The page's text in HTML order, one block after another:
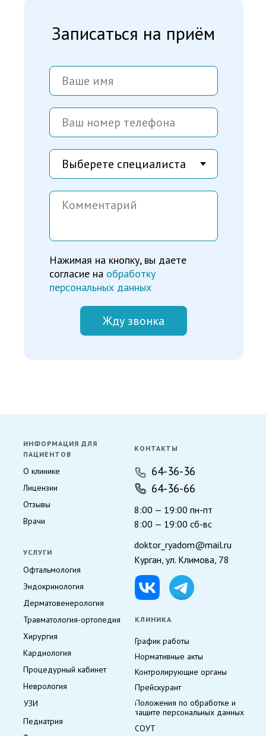
Записаться на приём
Нажимая на кнопку, вы даете
согласие на обработку
персональных данных
Жду звонка
КЛИНИКА
УСЛУГИ
О клинике
Лицензии
Отзывы
Врачи
Офтальмология
Эндокринология
Дерматовенерология
Травматология-ортопедия
Хирургия
Кардиология
Процедурный кабинет
Неврология
Педиатрия
ИНФОРМАЦИЯ ДЛЯ
ПАЦИЕНТОВ
График работы
Нормативные акты
Контролирующие органы
Прейскурант
Положения по обработке и
защите персональных данных
СОУТ
КОНТАКТЫ
64-36-36
64-36-66
8:00 — 19:00 пн-пт
8:00 — 19:00 сб-вс
doktor_ryadom@mail.ru
Курган, ул. Климова, 78
УЗИ